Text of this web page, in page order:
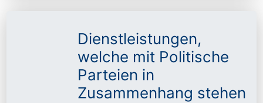
Dienstleistungen,
welche mit Politische
Parteien in
Zusammenhang stehen